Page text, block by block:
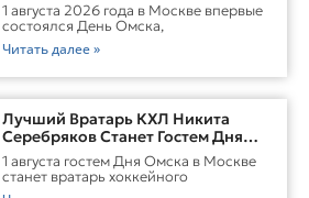
1 августа 2026 года в Москве впервые
состоялся День Омска,
Читать далее »
Лучший Вратарь КХЛ Никита
Серебряков Станет Гостем Дня
Омска В Москве
1 августа гостем Дня Омска в Москве
станет вратарь хоккейного